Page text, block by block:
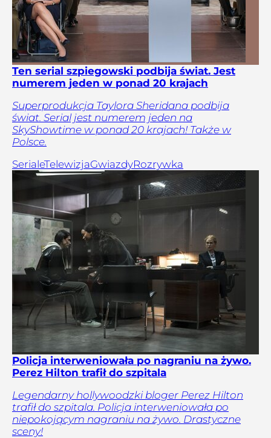
Ten serial szpiegowski podbija świat. Jest
numerem jeden w ponad 20 krajach
Superprodukcja Taylora Sheridana podbija
świat. Serial jest numerem jeden na
SkyShowtime w ponad 20 krajach! Także w
Polsce.
SerialeTelewizjaGwiazdyRozrywka
Policja interweniowała po nagraniu na żywo.
Perez Hilton trafił do szpitala
Legendarny hollywoodzki bloger Perez Hilton
trafił do szpitala. Policja interweniowała po
niepokojącym nagraniu na żywo. Drastyczne
sceny!